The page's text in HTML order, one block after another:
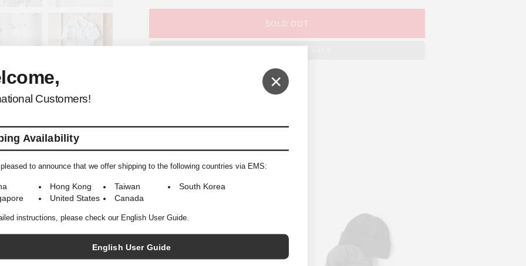
×
Customers!
Availability
to announce that we offer shipping to the following countries via EMS:
Hong Kong Taiwan
South Korea
United States Canada
instructions, please check our English User Guide.
English User Guide
SOLD OUT